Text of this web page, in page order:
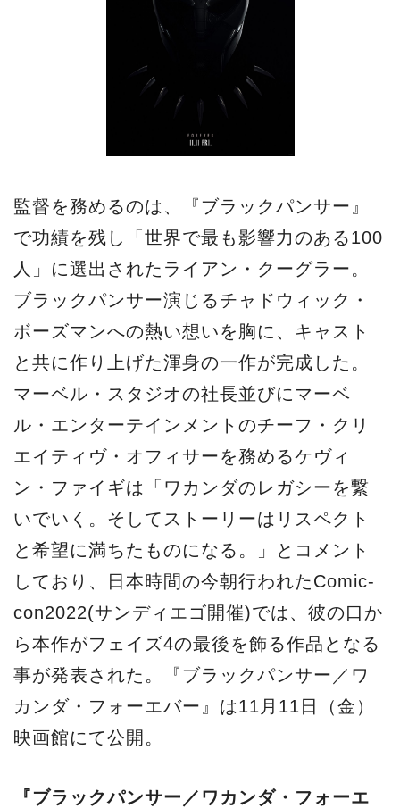
監督を務めるのは、『ブラックパンサー』
で功績を残し「世界で最も影響力のある100
人」に選出されたライアン・クーグラー。
ブラックパンサー演じるチャドウィック・
ボーズマンへの熱い想いを胸に、キャスト
と共に作り上げた渾身の一作が完成した。
マーベル・スタジオの社長並びにマーベ
ル・エンターテインメントのチーフ・クリ
エイティヴ・オフィサーを務めるケヴィ
ン・ファイギは「ワカンダのレガシーを繋
いでいく。そしてストーリーはリスペクト
と希望に満ちたものになる。」とコメント
しており、日本時間の今朝行われたComic-
con2022(サンディエゴ開催)では、彼の口か
ら本作がフェイズ4の最後を飾る作品となる
事が発表された。『ブラックパンサー／ワ
カンダ・フォーエバー』は11月11日（金）
映画館にて公開。
『ブラックパンサー／ワカンダ・フォーエ